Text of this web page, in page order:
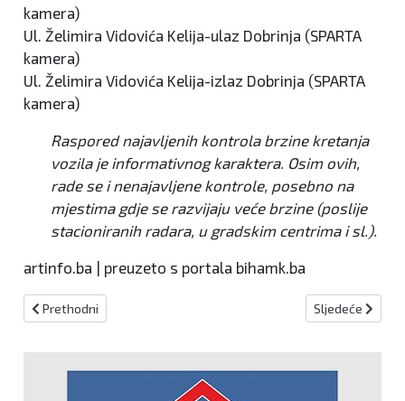
kamera)
Ul. Želimira Vidovića Kelija-ulaz Dobrinja (SPARTA
kamera)
Ul. Želimira Vidovića Kelija-izlaz Dobrinja (SPARTA
kamera)
Raspored najavljenih kontrola brzine kretanja
vozila je informativnog karaktera. Osim ovih,
rade se i nenajavljene kontrole, posebno na
mjestima gdje se razvijaju veće brzine (poslije
stacioniranih radara, u gradskim centrima i sl.).
artinfo.ba | preuzeto s portala bihamk.ba
Prethodni članak: Nestabilno s kišom i pljuskovima
Prethodni Sljedeći
Sljedeće